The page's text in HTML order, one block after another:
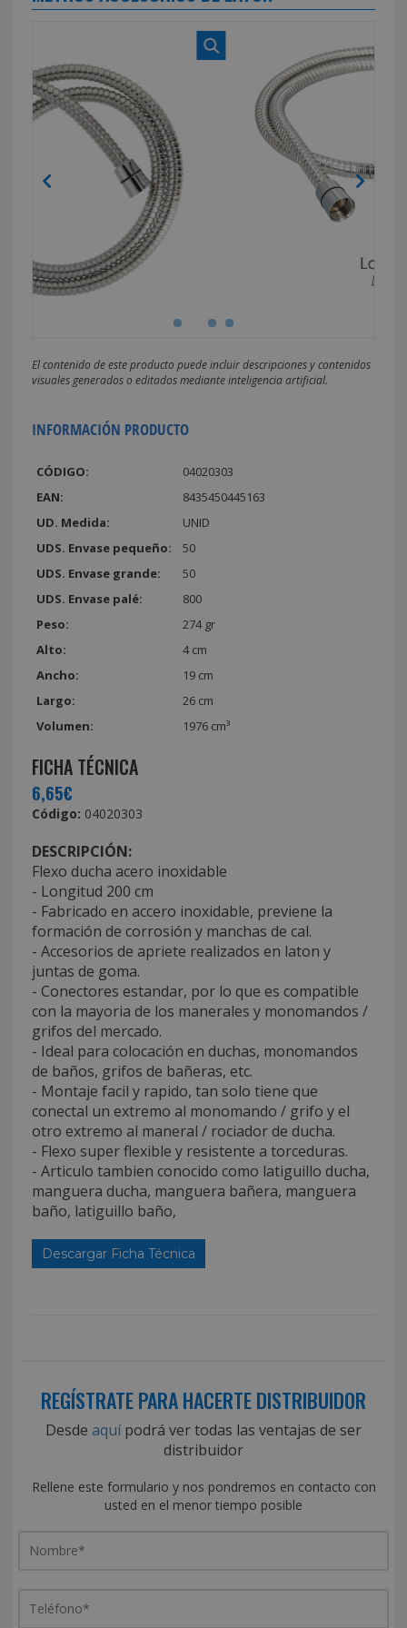
El contenido de este producto puede incluir descripciones y contenidos
visuales generados o editados mediante inteligencia artificial.
INFORMACIÓN PRODUCTO
CÓDIGO:
04020303
EAN:
8435450445163
UD. Medida:
UNID
UDS. Envase pequeño:
50
UDS. Envase grande:
50
UDS. Envase palé:
800
Peso:
274 gr
Alto:
4 cm
Ancho:
19 cm
Largo:
26 cm
Volumen:
1976 cm³
FICHA TÉCNICA
6,65€
Código: 04020303
DESCRIPCIÓN:
Flexo ducha acero inoxidable
- Longitud 200 cm
- Fabricado en accero inoxidable, previene la
formación de corrosión y manchas de cal.
- Accesorios de apriete realizados en laton y
juntas de goma.
- Conectores estandar, por lo que es compatible
con la mayoria de los manerales y monomandos /
grifos del mercado.
- Ideal para colocación en duchas, monomandos
de baños, grifos de bañeras, etc.
- Montaje facil y rapido, tan solo tiene que
conectal un extremo al monomando / grifo y el
otro extremo al maneral / rociador de ducha.
- Flexo super flexible y resistente a torceduras.
- Articulo tambien conocido como latiguillo ducha,
manguera ducha, manguera bañera, manguera
baño, latiguillo baño,
Descargar Ficha Técnica
REGÍSTRATE PARA HACERTE DISTRIBUIDOR
Desde aquípodrá ver todas las ventajas de ser
distribuidor
Rellene este formulario y nos pondremos en contacto con
usted en el menor tiempo posible